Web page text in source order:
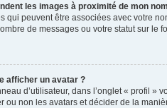
les images à proximité de mon
qui peuvent être associées avec votre
de messages ou votre statut sur le
afficher un avatar ?
d’utilisateur, dans l’onglet « profil »
ou non les avatars et décider de la